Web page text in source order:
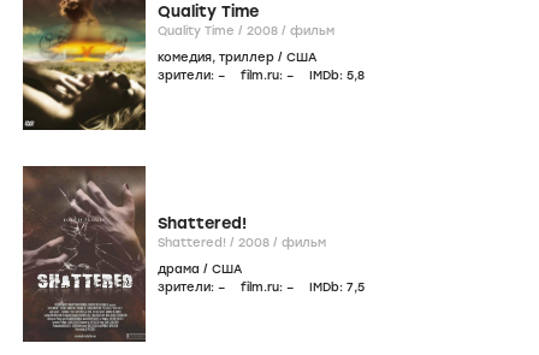
Quality Time
Quality Time / 2008 / фильм
комедия, триллер / США
зрители: – film.ru: – IMDb: 5,8
Shattered!
Shattered! / 2008 / фильм
драма / США
зрители: – film.ru: – IMDb: 7,5